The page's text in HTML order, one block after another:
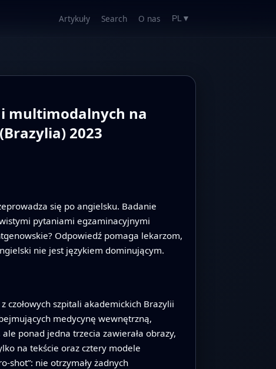
Artykuły Search O nas PL ▼
multimodalnych na
2023
się po angielsku. Badanie
pytaniami egzaminacyjnymi
Odpowiedź pomaga lekarzom,
nie jest językiem dominującym.
szpitali akademickich Brazylii
medycynę wewnętrzną,
ponad jedna trzecia zawierała obrazy,
na tekście oraz cztery modele
shot”: nie otrzymały żadnych